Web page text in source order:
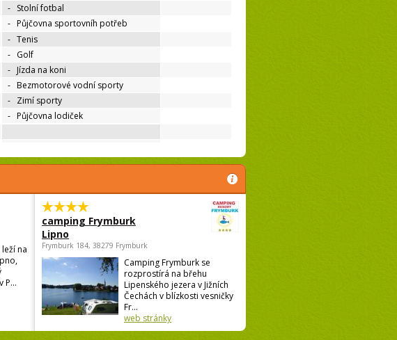
- Stolní fotbal
- Půjčovna sportovníh potřeb
- Tenis
- Golf
- Jízda na koni
- Bezmotorové vodní sporty
- Zimí sporty
- Půjčovna lodiček
na
P...
camping Frymburk
Lipno
Frymburk 184, 38279 Frymburk
Camping Frymburk se
rozprostírá na břehu
Lipenského jezera v Jižních
Čechách v blízkosti vesničky
Fr...
web stránky